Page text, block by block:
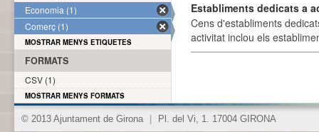
Establiments dedicats a
Cens d'establiments
activitat inclou els
Economia (1)
Comerç (1)
MOSTRAR MENYS ETIQUETES
FORMATS
CSV (1)
MOSTRAR MENYS FORMATS
© 2013 Ajuntament de Girona Pl. del Vi, 1. 17004 GIRONA